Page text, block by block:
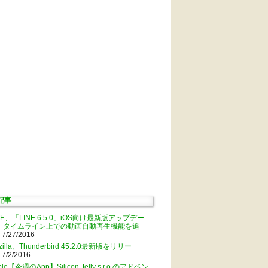
事
、「LINE 6.5.0」iOS向け最新版アップデー
タイムライン上での動画自動再生機能を追
27/2016
、Thunderbird 45.2.0最新版をリリー
2/2016